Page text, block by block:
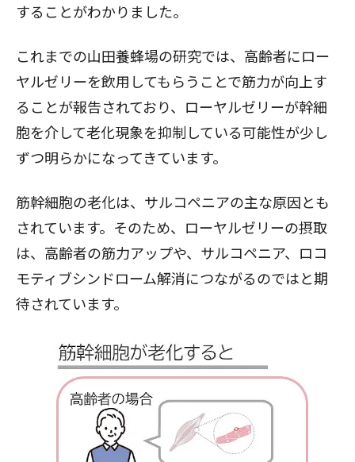
することがわかりました。
これまでの山田養蜂場の研究では、高齢者にロー
ヤルゼリーを飲用してもらうことで筋力が向上す
ることが報告されており、ローヤルゼリーが幹細
胞を介して老化現象を抑制している可能性が少し
ずつ明らかになってきています。
筋幹細胞の老化は、サルコペニアの主な原因とも
されています。そのため、ローヤルゼリーの摂取
は、高齢者の筋力アップや、サルコペニア、ロコ
モティブシンドローム解消につながるのではと期
待されています。